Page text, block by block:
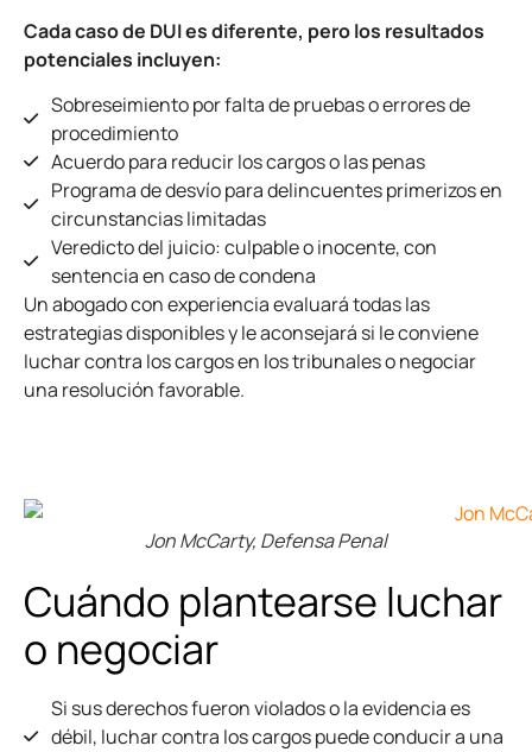
Cada caso de DUI es diferente, pero los resultados
potenciales incluyen:
Sobreseimiento por falta de pruebas o errores de
procedimiento
Acuerdo para reducir los cargos o las penas
Programa de desvío para delincuentes primerizos en
circunstancias limitadas
Veredicto del juicio: culpable o inocente, con
sentencia en caso de condena
Un abogado con experiencia evaluará todas las
estrategias disponibles y le aconsejará si le conviene
luchar contra los cargos en los tribunales o negociar
una resolución favorable.
Jon McCarty, Defensa Penal
Cuándo plantearse luchar
o negociar
Si sus derechos fueron violados o la evidencia es
débil, luchar contra los cargos puede conducir a una